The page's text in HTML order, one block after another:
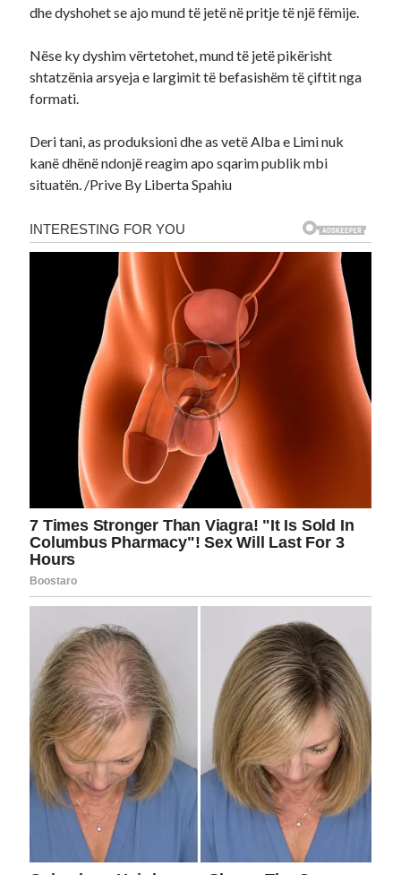
dhe dyshohet se ajo mund të jetë në pritje të një fëmije.
Nëse ky dyshim vërtetohet, mund të jetë pikërisht
shtatzënia arsyeja e largimit të befasishëm të çiftit nga
formati.
Deri tani, as produksioni dhe as vetë Alba e Limi nuk
kanë dhënë ndonjë reagim apo sqarim publik mbi
situatën. /Prive By Liberta Spahiu